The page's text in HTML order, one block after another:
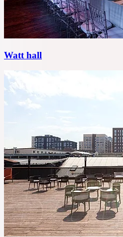
Watt hall